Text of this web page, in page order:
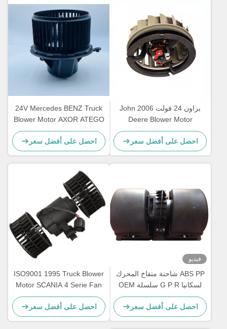
براون 24 فولت 2006 John
Deere Blower Motor
AL58527 62412082 ضمان
عام واحد
احصل على أفضل سعر
24V Mercedes BENZ Truck
Blower Motor AXOR ATEGO
OEM A0038300108
احصل على أفضل سعر
فيديو
ABS PP شاحنة منفاخ المحرك
لسكانيا G P R سلسلة OEM
1854876 2195206 1854877
DDSC003TT
احصل على أفضل سعر
ISO9001 1995 Truck Blower
Motor SCANIA 4 Serie Fan
Motor OEM 0130111184
احصل على أفضل سعر